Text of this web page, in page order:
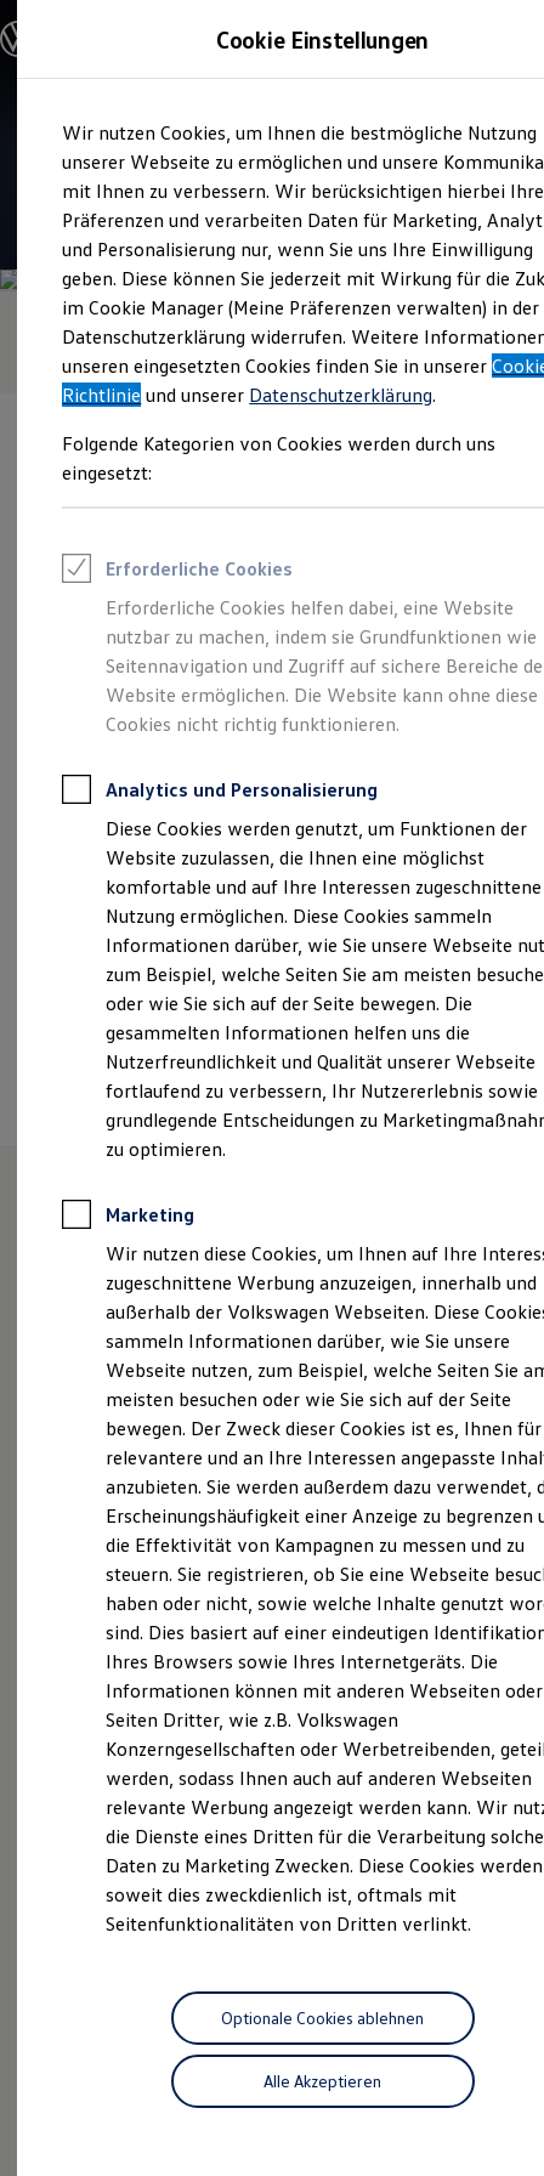
Hauptinhalt
springen
Footer
springen
Modelle & Konfigurator
Nutzfahrzeugkategorien entdecken
Modelle konfigurieren
Vorgängermodelle und Oldtimer
Vorgängermodelle
Oldtimer
Bulli Historie
Branchenlösungen & Gewerbekunden
Umbaulösungen und Hersteller finden
Auf- und Umbauten entdecken & konfigurieren
Groß- und Sonderkunden
Großkunden
Kommunen & Behörden
Journalisten
Sportvereine
Branchenlösungen
Gewerbliche Personenbeförderung
Service & mobile Werkstätten
Kühlfahrzeuge
ONE Business ID Vorteile
Fahrzeugsuche & Marktplatz
Fahrzeugsuche
Fahrzeuge online kaufen
Digitaler Marktplatz
Kauf & Finanzierung
Online-Fahrzeugbewertung
Aktionen & Angebote
Für Gewerbekunden
Profi Paket
TopDeal
Gebrauchtwagen
ProfiPartner für Gebrauchtwagen
Zertifizierte Gebrauchtwagen
Finanzierung
Für Privatkunden
Für Gewerbekunden
Leasing
Für Privatkunden
Für Gewerbekunden
Versicherungen & Garantien
Garantien
Kfz-Versicherung für Nutzfahrzeuge
Restschuldversicherung
Wartungsverträge
Besitzer & Service
Sommer-Special
Reparatur, Pflege & Inspektion
Servicetermin anfragen
Service-Vorteile bei Volkswagen Nutzfahrzeuge
Economy Service
Räder & Reifen Service
Ersatzfahrzeuge
Notdienst und Pannenhilfe
Software, Konnektivität & Apps
California App
VW Connect für Ihren ID. Buzz
VW Connect für Ihren Transporter/Caravelle
VW Connect für Ihren Amarok
VW Connect für andere Modelle
Connect Pro
Fleet Interface Data
Multistop Pathfinder
Übersicht Software Updates
Hilfreiches für Besitzer
Fahrerassistenz- und Sicherheitssysteme
Kontrollleuchten
Kurzfahrprofile und Ölverdünnung
Batterieverordnung
XTL-Dieselkraftstoff
Ersatzteile und Betriebsflüssigkeiten
Original Zubehör und Lifestyle Produkte
myVolkswagen Business
Elektrisch & Autonom
Elektro - & Hybridfahrzeuge
Klimafreundlicher Strom
Ladezeitensimulator
Ladelösungen für Privatkunden
Ladelösungen für Gewerbekunden
Wallbox und Ladekabel
Bidirektionales Laden
Förderung & Kosten der Elektrofahrzeuge
Verkauf und Service
Autohaus Glinicke
4.7| 64 Bewertungen
Ringstraße 9, 32427 Minden
glinicke-minden@glinicke.de
+49 571 88870
Samstag
13:00
Ansprechpartner
Termin vereinbaren
Herzlich Willkommen im
Volkswagen Nutzfahrzeuge
Autohaus Glinicke Minden.
Überzeugen Sie sich von unserem vielfältigen
Angebot an Kastenwagen, Kleintransportern,
Hochdachkombis und Pick-ups und lassen sich von
unserem kompetenten Beraterteam vor Ort
umfassend beraten. Sie möchten lieber eine komplett
individualisierte Sonderanfertigung? Kein Problem!
Bei uns können Sie sich Ihr Wunschfahrzeug ganz
nach Ihren Bedürfnissen konfigurieren lassen.
Darüber hinaus bieten wir Ihnen in unserer VW
Nutzfahrzeuge Werkstatt den besten Service für Ihr
Fahrzeug. Wir freuen uns auf Ihren Besuch im
Volkswagen Nutzfahrzeuge Autohaus Glinicke
Minden.
Das sind unsere Leistungen
Neuwagen Nutzfahrzeuge
Neuwagen Caddy - Multivan -
ServicePlus
Cookie Einstellungen
Wir nutzen Cookies, um Ihnen die bestmögliche Nutzung
unserer Webseite zu ermöglichen und unsere
mit Ihnen zu verbessern. Wir berücksichtigen hierbei Ihre
Präferenzen und verarbeiten Daten für Marketing,
und Personalisierung nur, wenn Sie uns Ihre Einwilligung
geben. Diese können Sie jederzeit mit Wirkung für die
im Cookie Manager (Meine Präferenzen verwalten) in der
Datenschutzerklärung widerrufen. Weitere
unseren eingesetzten Cookies finden Sie in unserer
Richtlinie und unserer Datenschutzerklärung.
Folgende Kategorien von Cookies werden durch uns
eingesetzt:
Erforderliche Cookies
Erforderliche Cookies helfen dabei, eine Website
nutzbar zu machen, indem sie Grundfunktionen wie
Seitennavigation und Zugriff auf sichere Bereiche
Website ermöglichen. Die Website kann ohne diese
Cookies nicht richtig funktionieren.
Analytics und Personalisierung
Diese Cookies werden genutzt, um Funktionen der
Website zuzulassen, die Ihnen eine möglichst
komfortable und auf Ihre Interessen zugeschnittene
Nutzung ermöglichen. Diese Cookies sammeln
Informationen darüber, wie Sie unsere Webseite
zum Beispiel, welche Seiten Sie am meisten
oder wie Sie sich auf der Seite bewegen. Die
gesammelten Informationen helfen uns die
Nutzerfreundlichkeit und Qualität unserer Webseite
fortlaufend zu verbessern, Ihr Nutzererlebnis sowie
grundlegende Entscheidungen zu
zu optimieren.
Marketing
Wir nutzen diese Cookies, um Ihnen auf Ihre
zugeschnittene Werbung anzuzeigen, innerhalb und
außerhalb der Volkswagen Webseiten. Diese
sammeln Informationen darüber, wie Sie unsere
Webseite nutzen, zum Beispiel, welche Seiten Sie
meisten besuchen oder wie Sie sich auf der Seite
bewegen. Der Zweck dieser Cookies ist es, Ihnen für
relevantere und an Ihre Interessen angepasste
anzubieten. Sie werden außerdem dazu verwendet,
Erscheinungshäufigkeit einer Anzeige zu begrenzen
die Effektivität von Kampagnen zu messen und zu
steuern. Sie registrieren, ob Sie eine Webseite
haben oder nicht, sowie welche Inhalte genutzt
sind. Dies basiert auf einer eindeutigen
Ihres Browsers sowie Ihres Internetgeräts. Die
Informationen können mit anderen Webseiten oder
Seiten Dritter, wie z.B. Volkswagen
Konzerngesellschaften oder Werbetreibenden,
werden, sodass Ihnen auch auf anderen Webseiten
relevante Werbung angezeigt werden kann. Wir
die Dienste eines Dritten für die Verarbeitung
Daten zu Marketing Zwecken. Diese Cookies
soweit dies zweckdienlich ist, oftmals mit
Seitenfunktionalitäten von Dritten verlinkt.
Alle Akzeptieren
Optionale Cookies ablehnen